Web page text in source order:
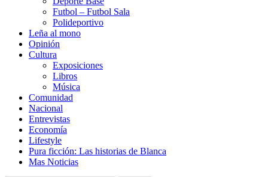
Futbol – Futbol Sala
Polideportivo
Leña al mono
Opinión
Cultura
Exposiciones
Libros
Música
Comunidad
Nacional
Entrevistas
Economía
Lifestyle
Pura ficción: Las historias de Blanca
Mas Noticias